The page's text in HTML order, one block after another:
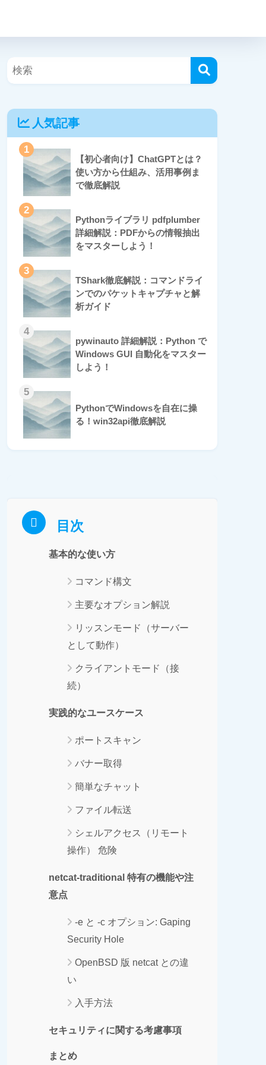
人気記事
1
【初心者向け】ChatGPTとは？
使い方から仕組み、活用事例ま
で徹底解説
2
Pythonライブラリ pdfplumber
詳細解説：PDFからの情報抽出
をマスターしよう！
3
TShark徹底解説：コマンドライ
ンでのパケットキャプチャと解
析ガイド
4
pywinauto 詳細解説：Python で
Windows GUI 自動化をマスター
しよう！
5
PythonでWindowsを自在に操
る！win32api徹底解説
目次
基本的な使い方
コマンド構文
主要なオプション解説
リッスンモード（サーバー
として動作）
クライアントモード（接
続）
実践的なユースケース
ポートスキャン
バナー取得
簡単なチャット
ファイル転送
シェルアクセス（リモート
操作） 危険
netcat-traditional 特有の機能や注
意点
-e と -c オプション: Gaping
Security Hole
OpenBSD 版 netcat との違
い
入手方法
セキュリティに関する考慮事項
まとめ